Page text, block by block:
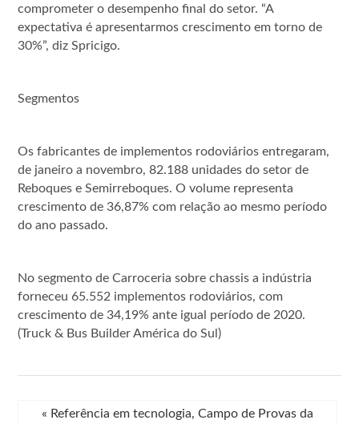
comprometer o desempenho final do setor. “A
expectativa é apresentarmos crescimento em torno de
30%”, diz Spricigo.
Segmentos
Os fabricantes de implementos rodoviários entregaram,
de janeiro a novembro, 82.188 unidades do setor de
Reboques e Semirreboques. O volume representa
crescimento de 36,87% com relação ao mesmo período
do ano passado.
No segmento de Carroceria sobre chassis a indústria
forneceu 65.552 implementos rodoviários, com
crescimento de 34,19% ante igual período de 2020.
(Truck & Bus Builder América do Sul)
« Referência em tecnologia, Campo de Provas da